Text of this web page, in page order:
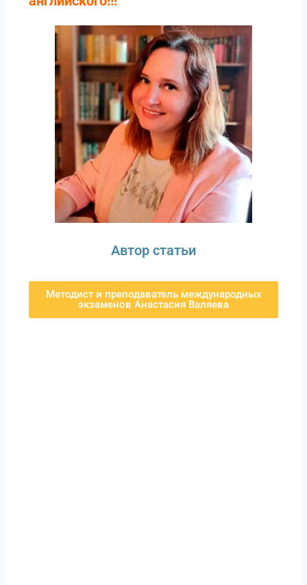
Автор статьи
Методист и преподаватель международных
экзаменов Анастасия Валяева